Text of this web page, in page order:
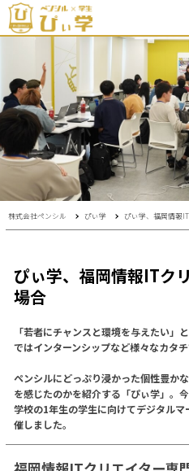
株式会社ペンシル ぴぃ学 ぴぃ学、福岡情報
ぴぃ学、福岡情報ITク
場合
「若者にチャンスと環境を与えたい」
ではインターンシップなど様々なカタ
ペンシルにどっぷり浸かった個性豊か
を感じたのかを紹介する「ぴぃ学」。
学校の1年生の学生に向けてデジタル
催しました。